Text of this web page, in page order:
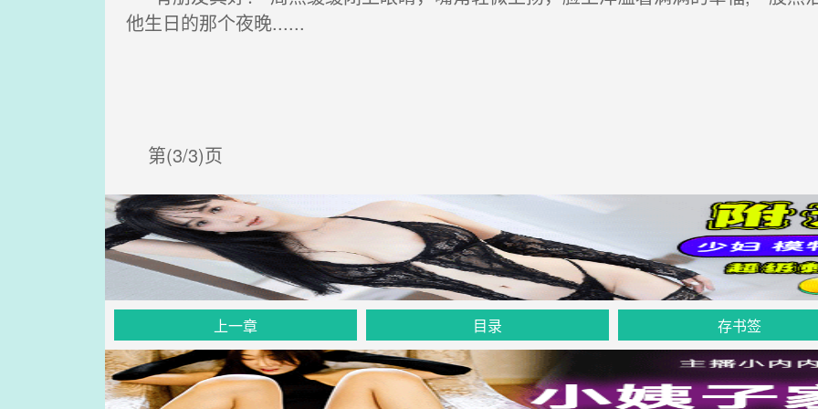
他生日的那个夜晚......
第(3/3)页
上一章 目录 存书签